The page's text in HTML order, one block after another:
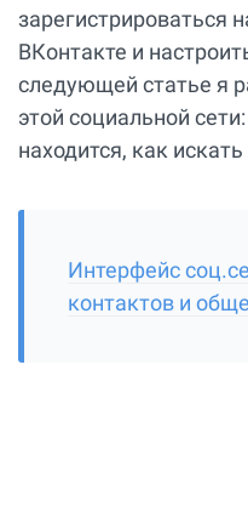
зарегистрироваться
ВКонтакте и
следующей статье я
этой социальной
находится, как
Интерфейс
контактов и